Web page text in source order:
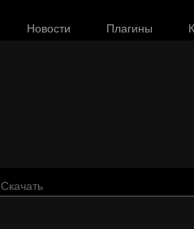
Новости Плагины
Скачать